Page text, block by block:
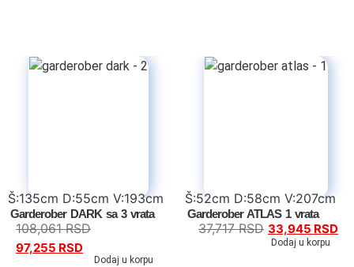
Š:135cm D:55cm V:193cm
Garderober DARK sa 3 vrata
108,061RSD
97,255 RSD
Dodaj u korpu
Š:52cm D:58cm V:207cm
Garderober ATLAS 1 vrata
37,717RSD 33,945 RSD
Dodaj u korpu
Dečiji noćni stočići
Dečija ogledala